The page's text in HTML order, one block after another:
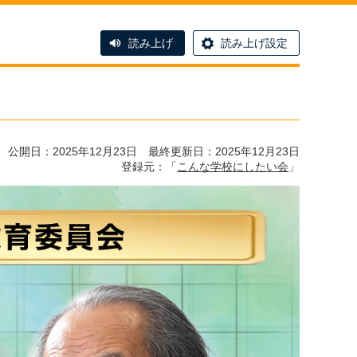
読み上げ 読み上げ設定
公開日：2025年12月23日 最終更新日：2025年12月23日
登録元：「 こんな学校にしたい会 」